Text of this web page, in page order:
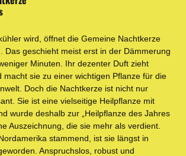
wird, öffnet die Gemeine Nachtkerze
Das geschieht meist erst in der Dämmerung
Minuten. Ihr dezenter Duft zieht
macht sie zu einer wichtigen Pflanze für die
Doch die Nachtkerze ist nicht nur
Sie ist eine vielseitige Heilpflanze mit
wurde deshalb zur „Heilpflanze des Jahres
Auszeichnung, die sie mehr als verdient.
stammend, ist sie längst in
Anspruchslos, robust und